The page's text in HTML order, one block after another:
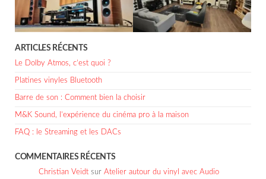
ARTICLES RÉCENTS
Le Dolby Atmos, c’est quoi ?
Platines vinyles Bluetooth
Barre de son : Comment bien la choisir
M&K Sound, l’expérience du cinéma pro à la maison
FAQ : le Streaming et les DACs
COMMENTAIRES RÉCENTS
Christian Veidt sur Atelier autour du vinyl avec Audio